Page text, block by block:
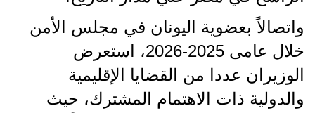
واتصالاً بعضوية اليونان في مجلس الأمن
خلال عامى 2025-2026، استعرض
الوزيران عددا من القضايا الإقليمية
والدولية ذات الاهتمام المشترك، حيث